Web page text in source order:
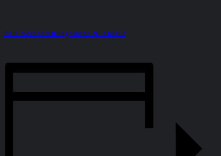
Alle Veranstaltungsinfos & Ablauf